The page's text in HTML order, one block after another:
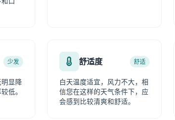
少发
显降
低。
舒适度 舒适
白天温度适宜，风力不大，相
信您在这样的天气条件下，应
会感到比较清爽和舒适。